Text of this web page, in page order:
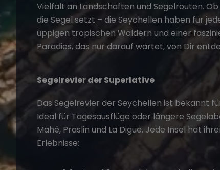
Vielfalt an Landschaften und Segelrouten.
die Segel setzt – die Seychellen haben für
üppigen tropischen Wäldern und einer
Paradies, das nur darauf wartet, von Dir
Segelrevier der Superlative
Das Segelrevier der Seychellen ist bekannt
Ideal für Tagesausflüge oder längere
Mahé, Praslin und La Digue. Jede Insel hat
Erlebnisse: